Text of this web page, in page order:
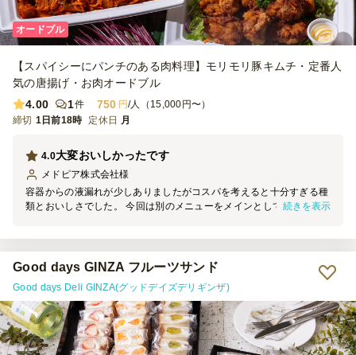
オードブル
【スパイシーにパンチのある肉料理】モリモリ豚キムチ・定番人
気の唐揚げ・お肉オードブル
4.00
1件 750 円/人（15,000円〜）
締切 1日前18時 定休日 月
大変おいしかったです
4.0
メドピア株式会社様
容器からの液漏れが少しありましたがコスパを考えると十分すぎる種
類とおいしさでした。 今回は別のメニューをメインとしていたこ
たいと思います。
続きを表示
Good days GINZA フルーツサンド
Good days Deli GINZA(グッドデイズデリギンザ)